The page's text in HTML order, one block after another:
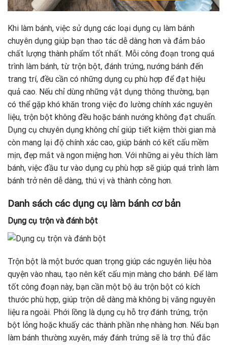
Khi làm bánh, việc sử dụng các loại dụng cụ làm bánh
chuyên dụng giúp bạn thao tác dễ dàng hơn và đảm bảo
chất lượng thành phẩm tốt nhất. Mỗi công đoạn trong quá
trình làm bánh, từ trộn bột, đánh trứng, nướng bánh đến
trang trí, đều cần có những dụng cụ phù hợp để đạt hiệu
quả cao. Nếu chỉ dùng những vật dụng thông thường, bạn
có thể gặp khó khăn trong việc đo lường chính xác nguyên
liệu, trộn bột không đều hoặc bánh nướng không đạt chuẩn.
Dụng cụ chuyên dụng không chỉ giúp tiết kiệm thời gian mà
còn mang lại độ chính xác cao, giúp bánh có kết cấu mềm
mịn, đẹp mắt và ngon miệng hơn. Với những ai yêu thích làm
bánh, việc đầu tư vào dụng cụ phù hợp sẽ giúp quá trình làm
bánh trở nên dễ dàng, thú vị và thành công hơn.
Danh sách các dụng cụ làm bánh cơ bản
Dụng cụ trộn và đánh bột
Trộn bột là một bước quan trọng giúp các nguyên liệu hòa
quyện vào nhau, tạo nên kết cấu mịn màng cho bánh. Để làm
tốt công đoạn này, bạn cần một bộ âu trộn bột có kích
thước phù hợp, giúp trộn dễ dàng mà không bị văng nguyên
liệu ra ngoài. Phới lồng là dụng cụ hỗ trợ đánh trứng, trộn
bột lỏng hoặc khuấy các thành phần nhẹ nhàng hơn. Nếu bạn
làm bánh thường xuyên, máy đánh trứng sẽ là trợ thủ đắc